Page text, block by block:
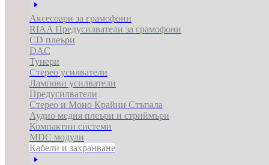
Аксесоари за грамофони
RIAA Предусилватели за грамофони
CD плеъри
DAC
Тунери
Стерео усилватели
Лампови усилватели
Предусилватели
Стерео и Моно Крайни Стъпала
Аудио медия плеъри и стриймъри
Компактни системи
MDC модули
Кабели и захранване